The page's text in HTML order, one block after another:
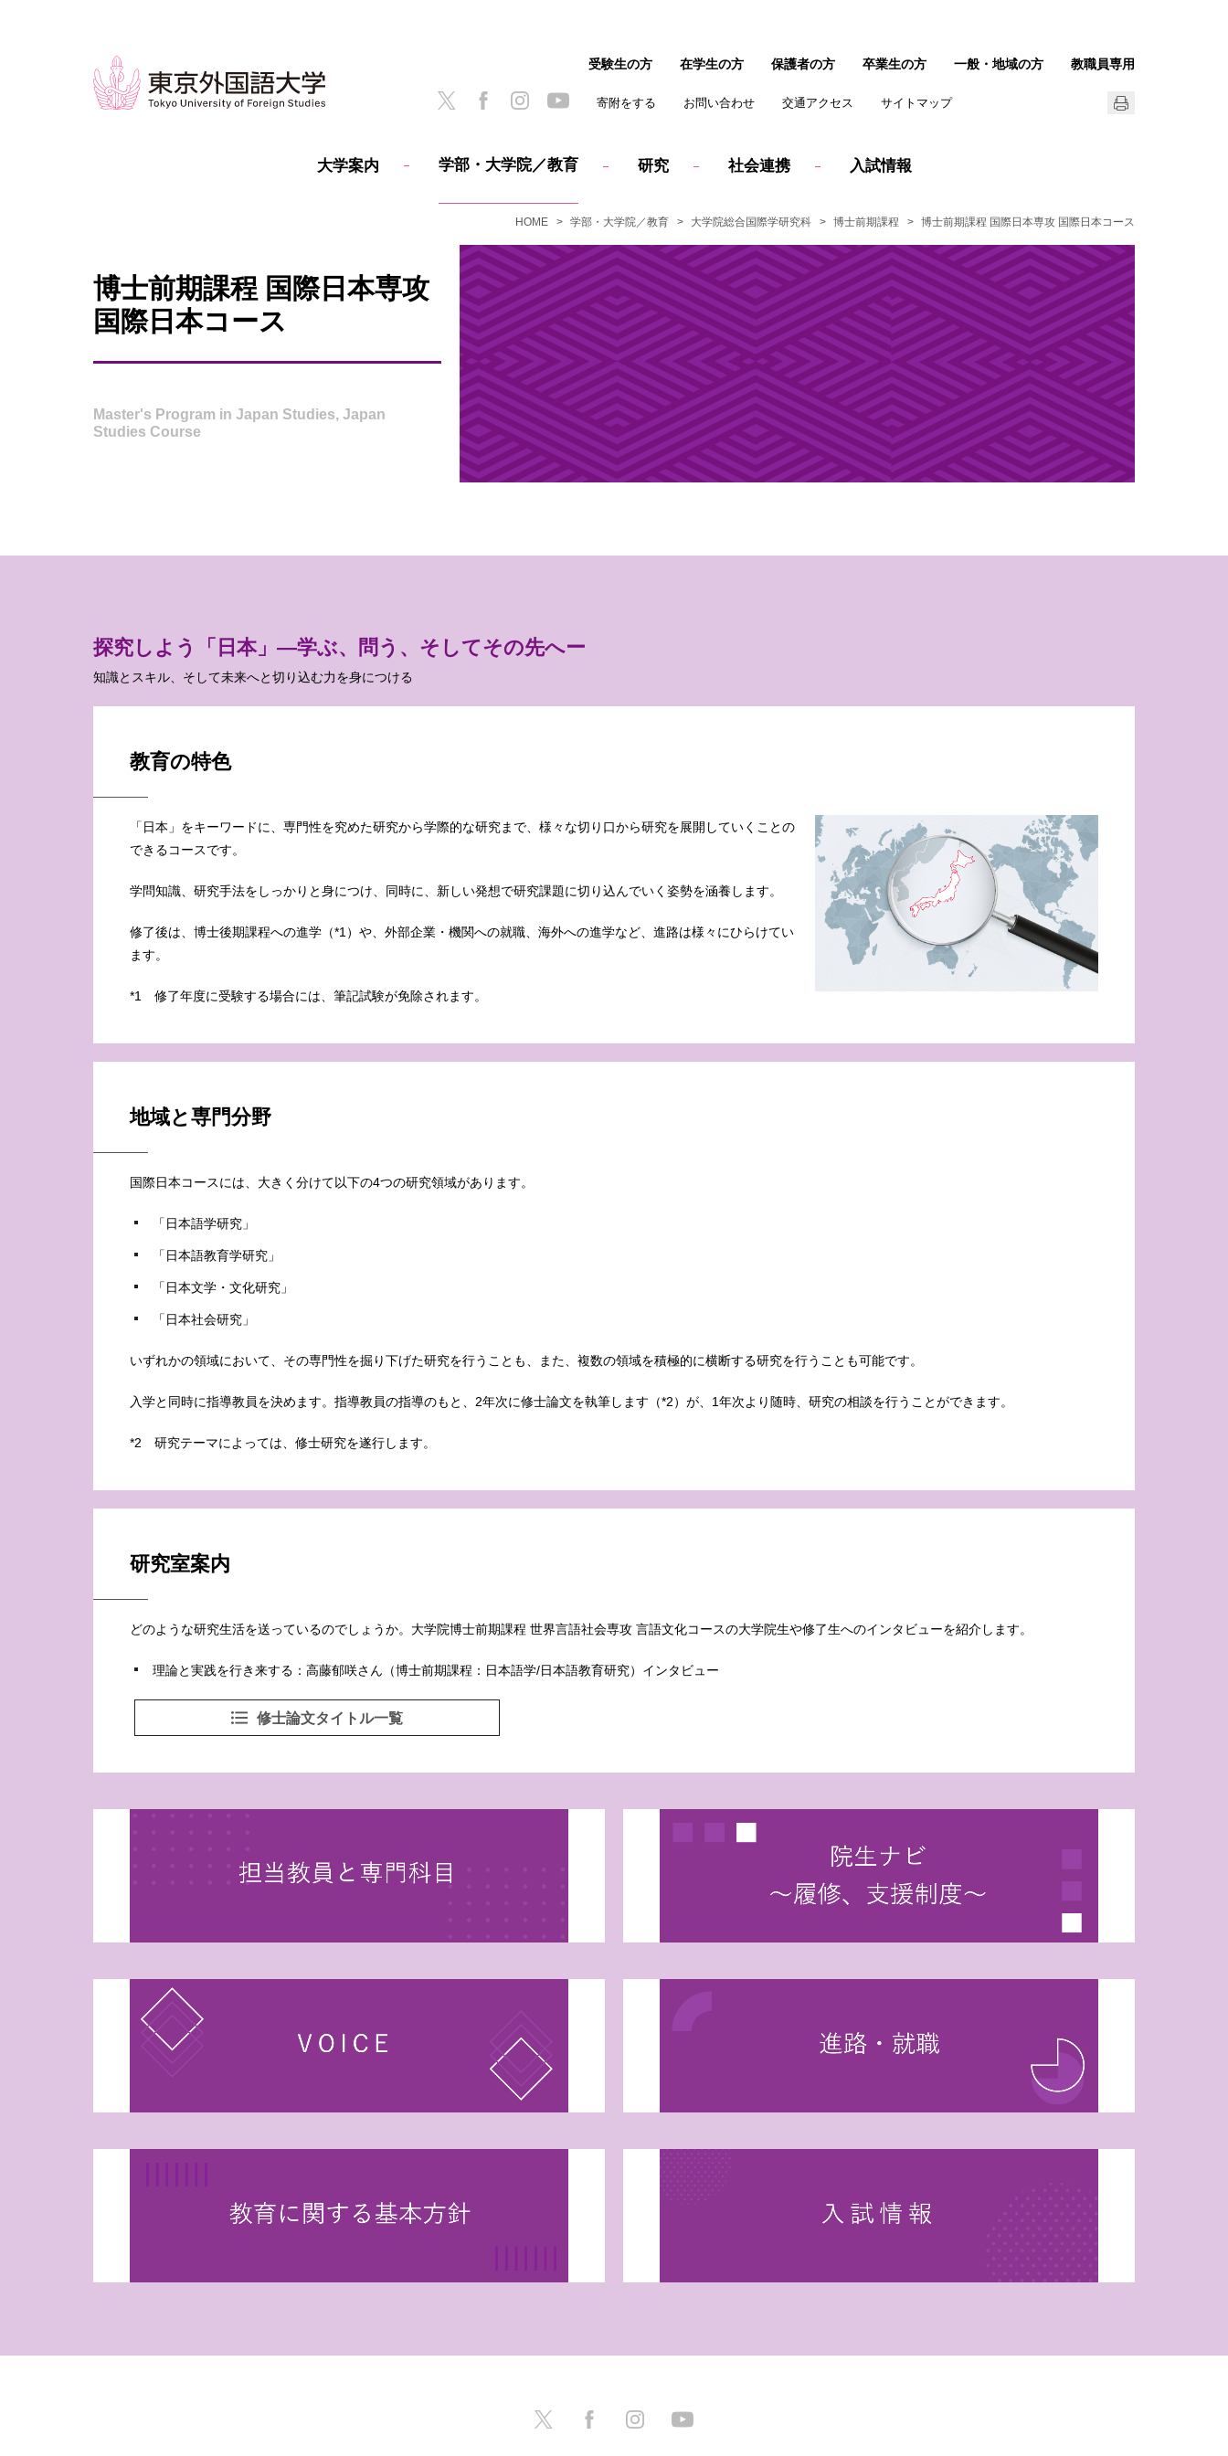
大学案内 学部・大学院／教育 研究 社会連携 入試情報
寄附をする お問い合わせ 交通アクセス サイトマップ
受験生の方 在学生の方 保護者の方 卒業生の方 一般・地域の方 教職員専用
HOME 学部・大学院／教育 大学院総合国際学研究科 博士前期課程 博士前期課程 国際日本専攻 国際日本コース
博士前期課程 国際日本専攻
国際日本コース
Master's Program in Japan Studies, Japan
Studies Course
探究しよう「日本」―学ぶ、問う、そしてその先へー
知識とスキル、そして未来へと切り込む力を身につける
教育の特色
「日本」をキーワードに、専門性を究めた研究から学際的な研究まで、様々な切り口から研究を展開していくことの
できるコースです。
学問知識、研究手法をしっかりと身につけ、同時に、新しい発想で研究課題に切り込んでいく姿勢を涵養します。
修了後は、博士後期課程への進学（*1）や、外部企業・機関への就職、海外への進学など、進路は様々にひらけてい
ます。
*1 修了年度に受験する場合には、筆記試験が免除されます。
地域と専門分野
国際日本コースには、大きく分けて以下の4つの研究領域があります。
「日本語学研究」
「日本語教育学研究」
「日本文学・文化研究」
「日本社会研究」
いずれかの領域において、その専門性を掘り下げた研究を行うことも、また、複数の領域を積極的に横断する研究を行うことも可能です。
入学と同時に指導教員を決めます。指導教員の指導のもと、2年次に修士論文を執筆します（*2）が、1年次より随時、研究の相談を行うことができます。
*2 研究テーマによっては、修士研究を遂行します。
研究室案内
どのような研究生活を送っているのでしょうか。大学院博士前期課程 世界言語社会専攻 言語文化コースの大学院生や修了生へのインタビューを紹介します。
理論と実践を行き来する：高藤郁咲さん（博士前期課程：日本語学/日本語教育研究）インタビュー
修士論文タイトル一覧